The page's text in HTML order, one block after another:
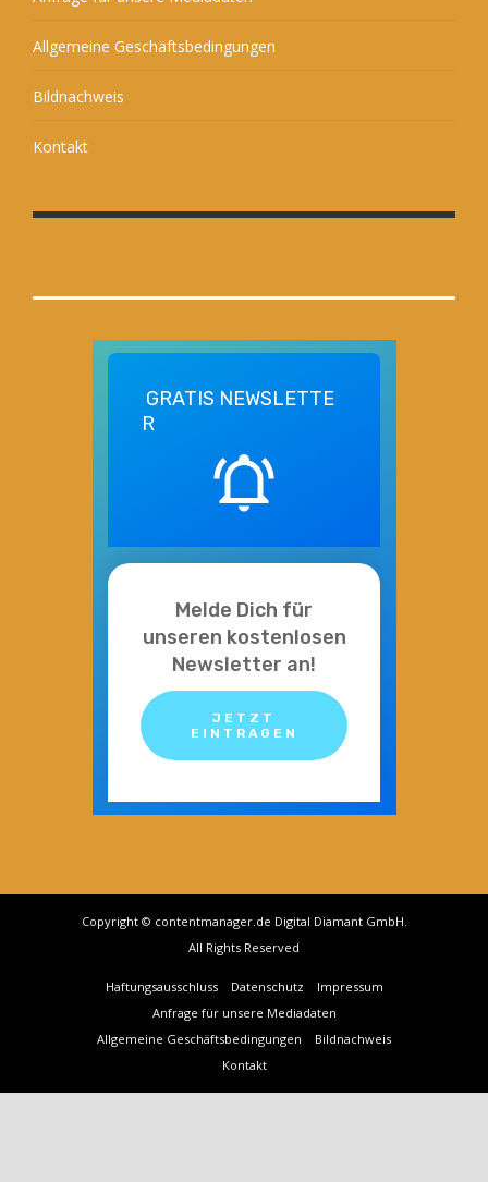
Allgemeine Geschäftsbedingungen
Bildnachweis
Kontakt
GRATIS NEWSLETTE
R
Melde Dich für
unseren kostenlosen
Newsletter an!
JETZT
EINTRAGEN
Copyright © contentmanager.de Digital Diamant GmbH.
All Rights Reserved
Haftungsausschluss Datenschutz
Impressum
Anfrage für unsere Mediadaten
Allgemeine Geschäftsbedingungen
Bildnachweis
Kontakt